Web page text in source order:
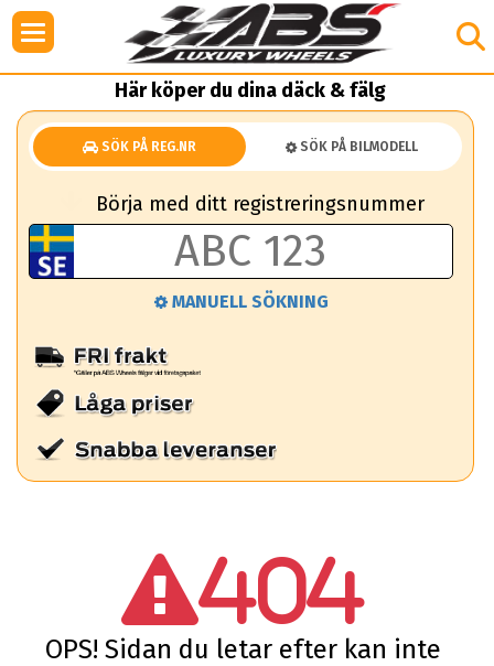
Här köper du dina däck & fälg
SÖK PÅ REG.NR SÖK PÅ BILMODELL
Börja med ditt registreringsnummer
MANUELL SÖKNING
404
OPS! Sidan du letar efter kan inte